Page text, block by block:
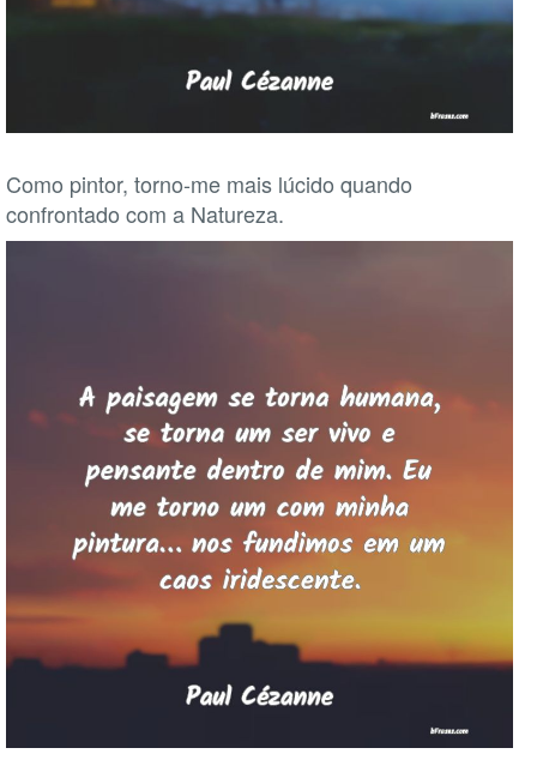
Como pintor, torno-me mais lúcido quando
confrontado com a Natureza.